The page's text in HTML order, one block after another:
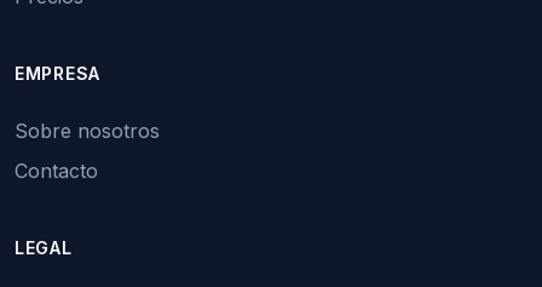
EMPRESA
Sobre nosotros
Contacto
LEGAL